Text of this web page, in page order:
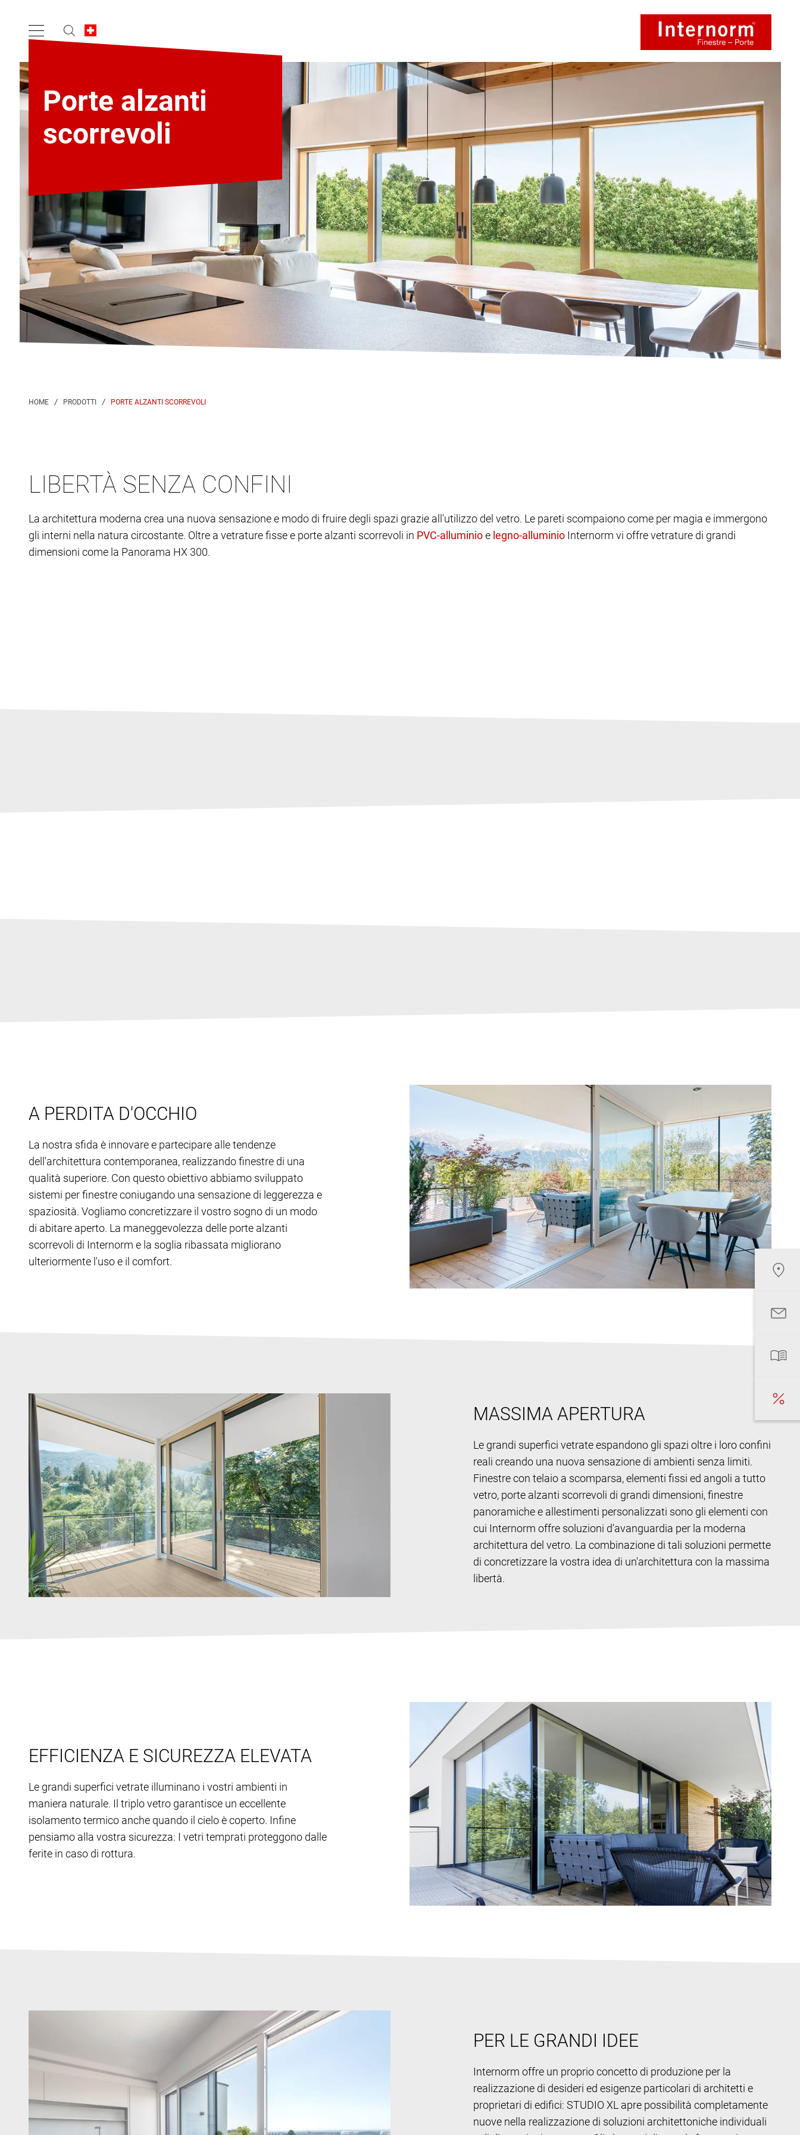
Porte alzanti
scorrevoli
PORTE ALZANTI SCORREVOLI
LIBERTÀ SENZA CONFINI
La architettura moderna crea una nuova sensazione e modo di fruire degli spazi grazie all'utilizzo del vetro. Le pareti scompaiono come per magia e immergono
gli interni nella natura circostante. Oltre a vetrature fisse e porte alzanti scorrevoli in
e
Internorm vi offre vetrature di grandi
dimensioni come la Panorama HX 300.
A PERDITA D'OCCHIO
La nostra sfida è innovare e partecipare alle tendenze
dell'architettura contemporanea, realizzando finestre di una
qualità superiore. Con questo obiettivo abbiamo sviluppato
sistemi per finestre coniugando una sensazione di leggerezza e
spaziosità. Vogliamo concretizzare il vostro sogno di un modo
di abitare aperto. La maneggevolezza delle porte alzanti
scorrevoli di Internorm e la soglia ribassata migliorano
ulteriormente l'uso e il comfort.
MASSIMA APERTURA
Le grandi superfici vetrate espandono gli spazi oltre i loro confini
reali creando una nuova sensazione di ambienti senza limiti.
Finestre con telaio a scomparsa, elementi fissi ed angoli a tutto
vetro, porte alzanti scorrevoli di grandi dimensioni, finestre
panoramiche e allestimenti personalizzati sono gli elementi con
cui Internorm offre soluzioni d'avanguardia per la moderna
architettura del vetro. La combinazione di tali soluzioni permette
di concretizzare la vostra idea di un'architettura con la massima
libertà.
EFFICIENZA E SICUREZZA ELEVATA
Le grandi superfici vetrate illuminano i vostri ambienti in
maniera naturale. Il triplo vetro garantisce un eccellente
isolamento termico anche quando il cielo è coperto. Infine
pensiamo alla vostra sicurezza: I vetri temprati proteggono dalle
ferite in caso di rottura.
PER LE GRANDI IDEE
Internorm offre un proprio concetto di produzione per la
realizzazione di desideri ed esigenze particolari di architetti e
proprietari di edifici: STUDIO XL apre possibilità completamente
nuove nella realizzazione di soluzioni architettoniche individuali